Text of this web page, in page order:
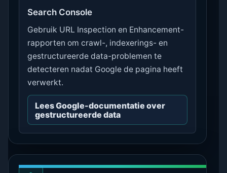
Search Console
Gebruik URL Inspection en Enhancement-
rapporten om crawl-, indexerings- en
gestructureerde data-problemen te
detecteren nadat Google de pagina heeft
verwerkt.
Lees Google-documentatie over
gestructureerde data